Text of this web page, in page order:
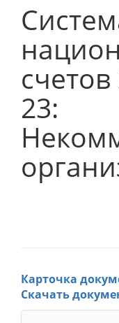
23:
Карточка
Скачать